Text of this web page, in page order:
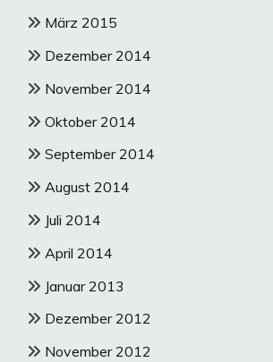
März 2015
Dezember 2014
November 2014
Oktober 2014
September 2014
August 2014
Juli 2014
April 2014
Januar 2013
Dezember 2012
November 2012